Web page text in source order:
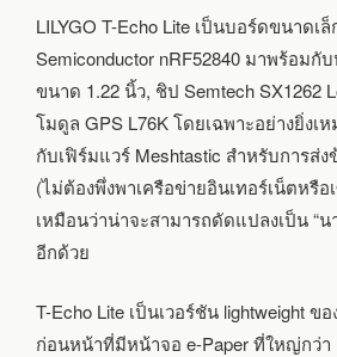
LILYGO T-Echo Lite เป็นบอร์ดขนาดเ
Semiconductor nRF52840 มาพร้อมกั
ขนาด 1.22 นิ้ว, ชิป Semtech SX1262
โมดูล GPS L76K โดยเฉพาะอย่างยิ่งเ
กับเฟิร์มแวร์ Meshtastic สำหรับการส่
(ไม่ต้องพึ่งพาเครือข่ายอินเทอร์เน็ตหรือ
เหมือนว่าน่าจะสามารถดัดแปลงเป็น “น
อีกด้วย
T-Echo Lite เป็นเวอร์ชัน lightweight ข
ก่อนหน้าที่มีหน้าจอ e-Paper ที่ใหญ่กว่า